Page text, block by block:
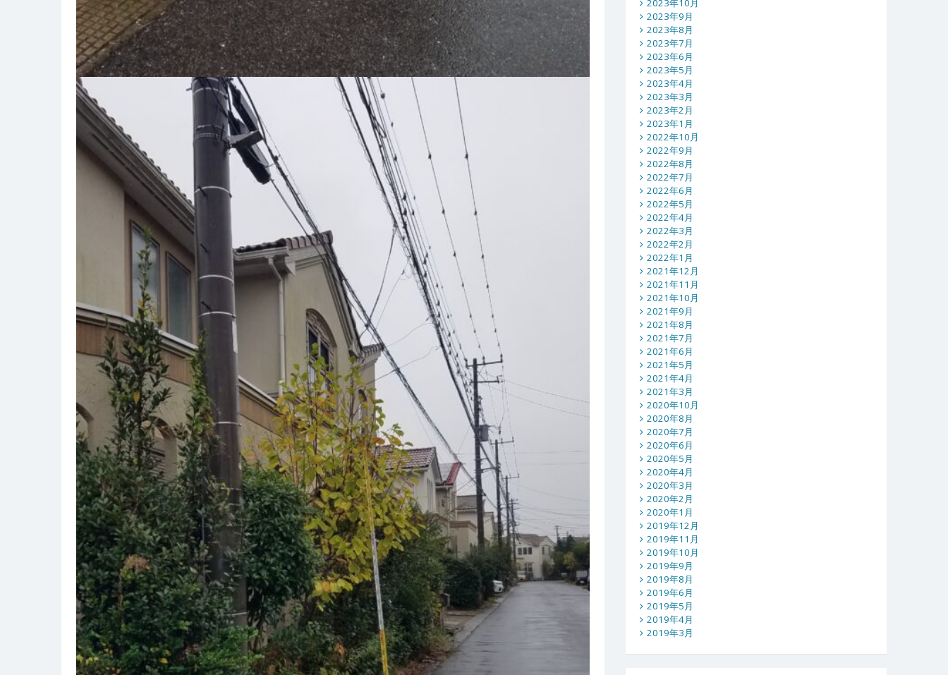
2023年10月
2023年9月
2023年8月
2023年7月
2023年6月
2023年5月
2023年4月
2023年3月
2023年2月
2023年1月
2022年10月
2022年9月
2022年8月
2022年7月
2022年6月
2022年5月
2022年4月
2022年3月
2022年2月
2022年1月
2021年12月
2021年11月
2021年10月
2021年9月
2021年8月
2021年7月
2021年6月
2021年5月
2021年4月
2021年3月
2020年10月
2020年8月
2020年7月
2020年6月
2020年5月
2020年4月
2020年3月
2020年2月
2020年1月
2019年12月
2019年11月
2019年10月
2019年9月
2019年8月
2019年6月
2019年5月
2019年4月
2019年3月